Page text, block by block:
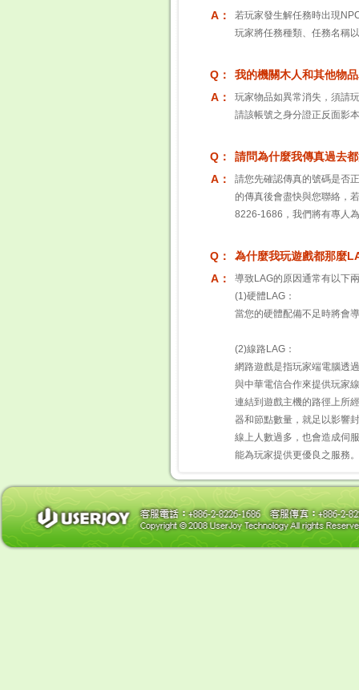
A：
若玩家發生解任務時出現
玩家將任務種類、任務名稱
Q：
我的機關木人和其他物
A：
玩家物品如異常消失，須請
請該帳號之身分證正反面影
Q：
請問為什麼我傳真過去
A：
請您先確認傳真的號碼是否
的傳真後會盡快與您聯絡，
8226-1686，我們將有專人
Q：
為什麼我玩遊戲都那麼
A：
導致LAG的原因通常有以下
(1)硬體LAG：
當您的硬體配備不足時將會
(2)線路LAG：
網路遊戲是指玩家端電腦透
與中華電信合作來提供玩家
連結到遊戲主機的路徑上所
器和節點數量，就足以影響
線上人數過多，也會造成伺
能為玩家提供更優良之服務